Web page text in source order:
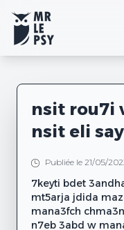
nsit rou7i
nsit eli
Publiée le 21/05/
7keyti bdet
mt5arja jdida
mana3fch
n7eb 3abd w